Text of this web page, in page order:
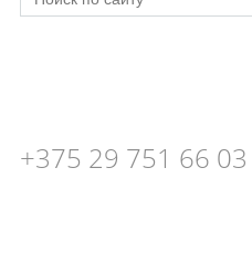
+375 29 751 66 03